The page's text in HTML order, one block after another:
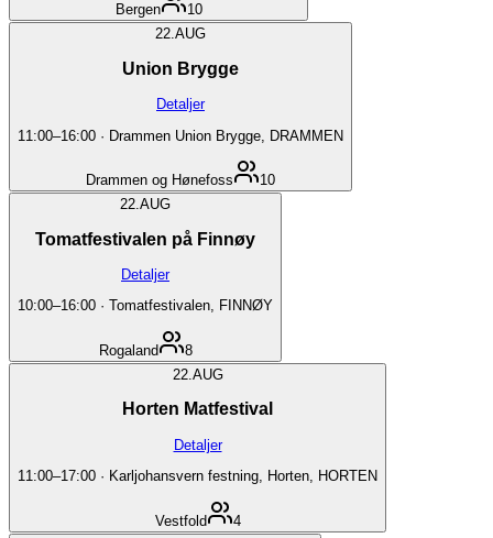
Bergen
10
22.AUG
Union Brygge
Detaljer
11:00–16:00 · Drammen Union Brygge, DRAMMEN
Drammen og Hønefoss
10
22. AUG
Tomatfestivalen på Finnøy
Detaljer
10:00–16:00 · Tomatfestivalen, FINNØY
Rogaland
8
22. AUG
Horten Matfestival
Detaljer
11:00–17:00 · Karljohansvern festning, Horten, HORTEN
Vestfold
4